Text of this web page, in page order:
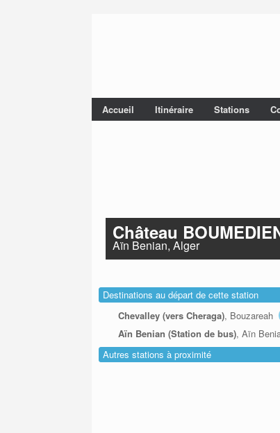
Accueil Itinéraire Stations
Château
Aïn Benian, Alger
Destinations au départ de cette station
Chevalley (vers Cheraga), Bouzareah
Aïn Benian (Station de bus), Aïn
Autres stations à proximité